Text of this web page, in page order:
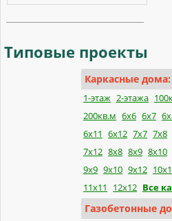
Типовые проекты
Каркасные дома:
1-этаж 2-этажа
200кв.м 6х6 6х7
6х11 6х12 7х7 7х8
7х12 8х8 8х9 8х10
9х9 9х10 9х12
11х11
12х12 Все
Газобетонные